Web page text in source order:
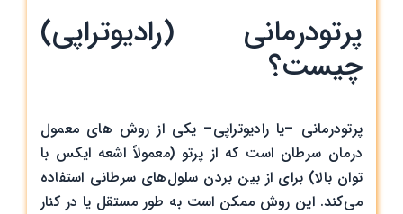
پرتودرمانی (رادیوتراپی)
چیست؟
پرتودرمانی –یا رادیوتراپی– یکی از روش های معمول
درمان سرطان است که از پرتو (معمولاً اشعه ایکس با
توان بالا) برای از بین بردن سلول‌های سرطانی استفاده
می‌کند. این روش ممکن است به طور مستقل یا در کنار